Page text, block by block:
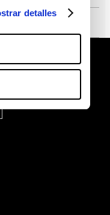
detalles